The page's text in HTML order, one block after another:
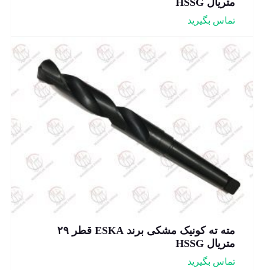
تماس بگیرید
مته ته کونیک مشکی برند ESKA قطر ۲۹
متریال HSSG
تماس بگیرید